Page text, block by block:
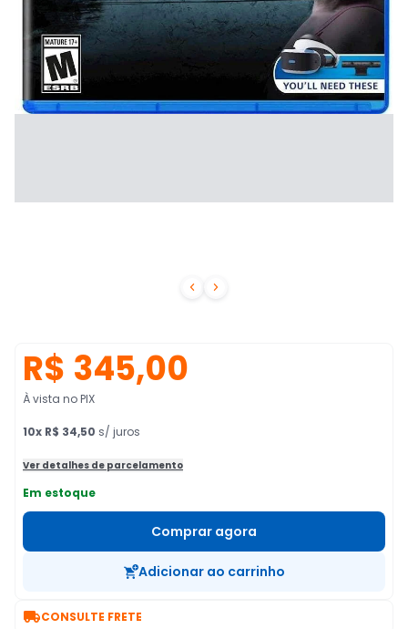
 
R$ 345,00
À vista no PIX
10x R$ 34,50 s/ juros
Ver detalhes de parcelamento
Em estoque
Comprar agora
Adicionar ao carrinho
CONSULTE FRETE